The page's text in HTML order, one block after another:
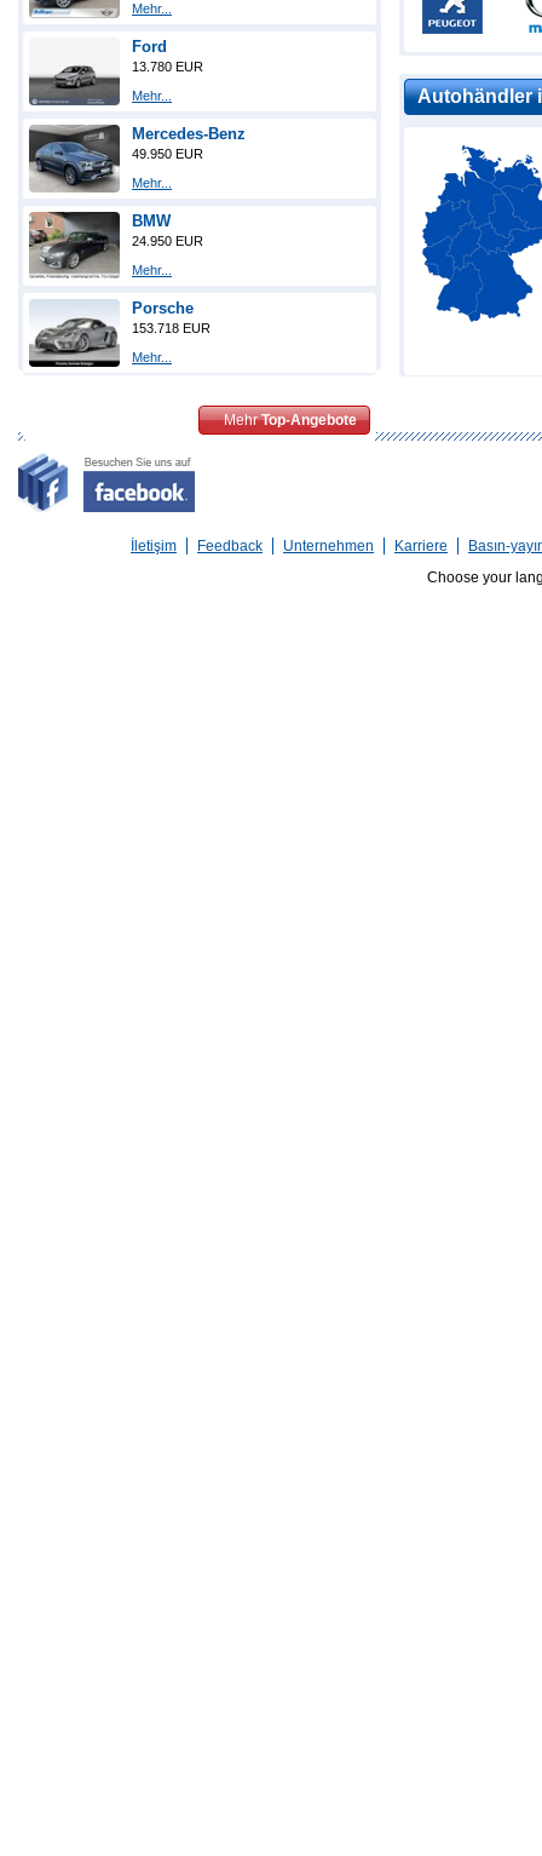
Mehr...
Ford
13.780 EUR
Mehr...
Mercedes-Benz
49.950 EUR
Mehr...
BMW
24.950 EUR
Mehr...
Porsche
153.718 EUR
Mehr...
MehrTop-Angebote
Autohändler
İletişim Feedback Unternehmen Karriere
Basın-
Choose your